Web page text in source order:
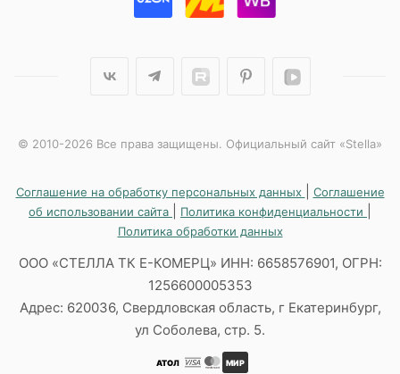
© 2010-2026 Все права защищены. Официальный сайт «Stella»
Соглашение на обработку персональных данных
Соглашение
об использовании сайта
Политика конфиденциальности
Политика обработки данных
ООО «СТЕЛЛА ТК Е-КОМЕРЦ» ИНН: 6658576901, ОГРН:
1256600005353
Адрес: 620036, Свердловская область, г Екатеринбург,
ул Соболева, стр. 5.
АТОЛ МИР